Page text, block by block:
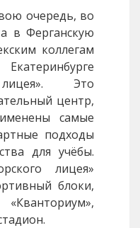
очередь, во
в Ферганскую
коллегам
лицея». Это
центр,
самые
подходы
для учёбы.
лицея»
блоки,